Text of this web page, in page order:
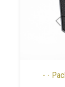
- -